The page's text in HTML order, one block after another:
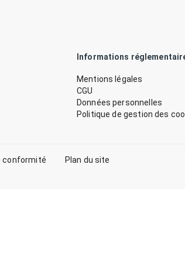
Informations
Mentions légales
CGU
Données personnelles
Politique de gestion des
conformité Plan du site